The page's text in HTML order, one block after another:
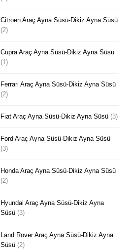
Citroen Araç Ayna Süsü-Dikiz Ayna Süsü
(2)
Cupra Araç Ayna Süsü-Dikiz Ayna Süsü
(1)
Ferrari Araç Ayna Süsü-Dikiz Ayna Süsü
(2)
Fiat Araç Ayna Süsü-Dikiz Ayna Süsü (3)
Ford Araç Ayna Süsü-Dikiz Ayna Süsü
(3)
Honda Araç Ayna Süsü-Dikiz Ayna Süsü
(2)
Hyundai Araç Ayna Süsü-Dikiz Ayna
Süsü (3)
Land Rover Araç Ayna Süsü-Dikiz Ayna
Süsü (2)